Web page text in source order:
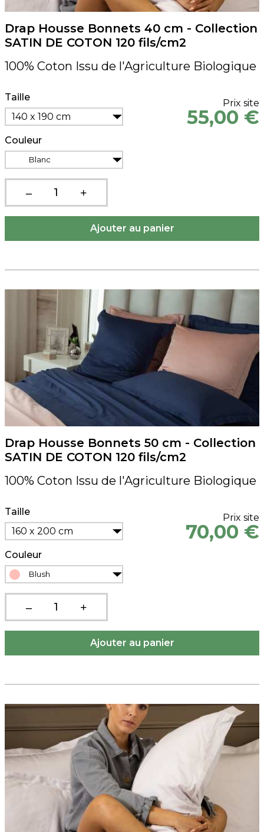
Drap Housse Bonnets 40 cm - Collection
SATIN DE COTON 120 fils/cm2
100% Coton Issu de l'Agriculture Biologique
Taille
140 x 190 cm
Couleur
Blanc
Prix site
55,00 €
Drap Housse Bonnets 50 cm - Collection
SATIN DE COTON 120 fils/cm2
100% Coton Issu de l'Agriculture Biologique
Taille
160 x 200 cm
Couleur
Blush
Prix site
70,00 €